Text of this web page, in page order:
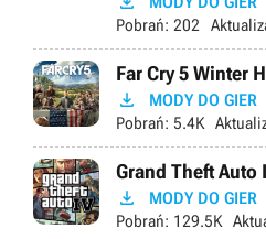
Pobrań: 202
Far Cry 5 Winter
 MODY DO GIER
Pobrań: 5.4K
Grand Theft Auto
 MODY DO GIER
Pobrań: 129.5K